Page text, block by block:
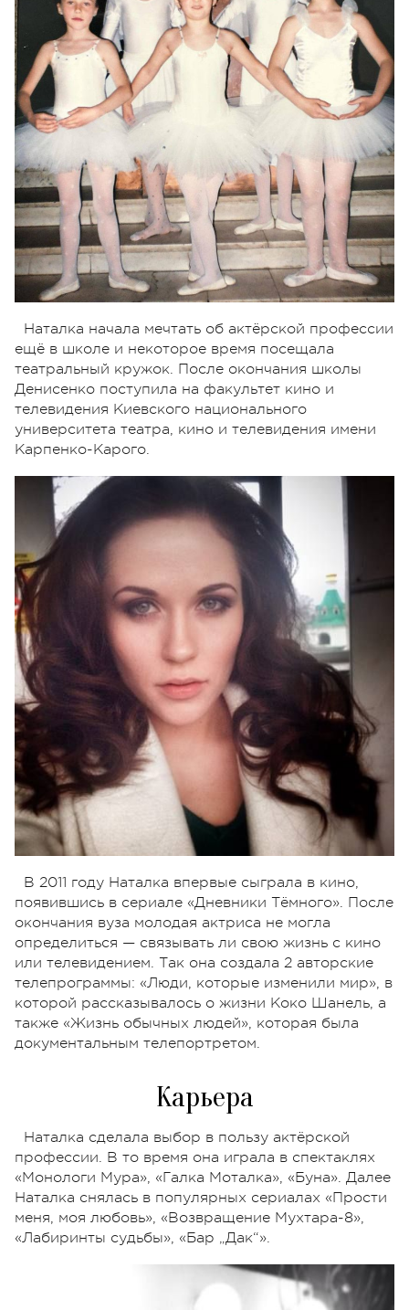
Наталка начала мечтать об актёрской профессии
ещё в школе и некоторое время посещала
театральный кружок. После окончания школы
Денисенко поступила на факультет кино и
телевидения Киевского национального
университета театра, кино и телевидения имени
Карпенко-Карого.
В 2011 году Наталка впервые сыграла в кино,
появившись в сериале «Дневники Тёмного». После
окончания вуза молодая актриса не могла
определиться — связывать ли свою жизнь с кино
или телевидением. Так она создала 2 авторские
телепрограммы: «Люди, которые изменили мир», в
которой рассказывалось о жизни Коко Шанель, а
также «Жизнь обычных людей», которая была
документальным телепортретом.
Карьера
Наталка сделала выбор в пользу актёрской
профессии. В то время она играла в спектаклях
«Монологи Мура», «Галка Моталка», «Буна». Далее
Наталка снялась в популярных сериалах «Прости
меня, моя любовь», «Возвращение Мухтара-8»,
«Лабиринты судьбы», «Бар „Дак“».